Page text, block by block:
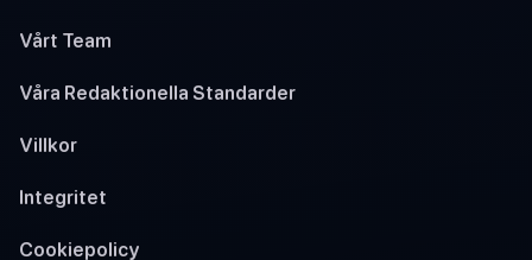
Vårt Team
Våra Redaktionella Standarder
Villkor
Integritet
Cookiepolicy